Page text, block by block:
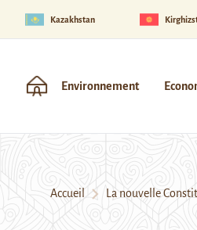
Kazakhstan
Environnement
Accueil La nouvelle